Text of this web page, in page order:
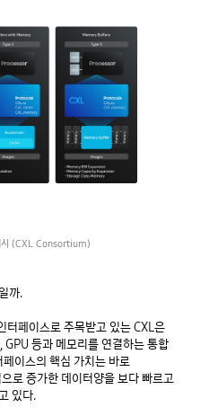
시 (CXL Consortium)
까.
터페이스로 주목받고 있는 CXL은
등과 메모리를 연결하는 통합
이스의 핵심 가치는 바로
로 증가한 데이터양을 보다 빠르고
있다.